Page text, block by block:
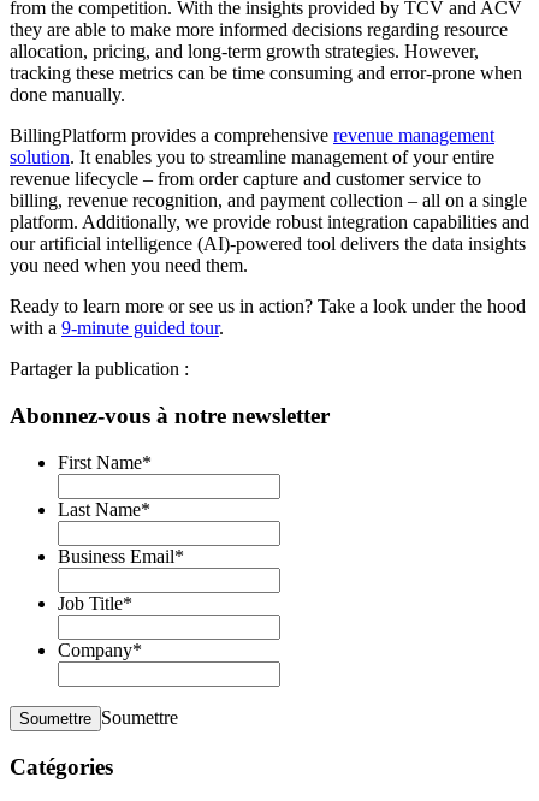
from the competition. With the insights provided by TCV and ACV
they are able to make more informed decisions regarding resource
allocation, pricing, and long-term growth strategies. However,
tracking these metrics can be time consuming and error-prone when
done manually.
BillingPlatform provides a comprehensive revenue management
solution. It enables you to streamline management of your entire
revenue lifecycle – from order capture and customer service to
billing, revenue recognition, and payment collection – all on a single
platform. Additionally, we provide robust integration capabilities and
our artificial intelligence (AI)-powered tool delivers the data insights
you need when you need them.
Ready to learn more or see us in action? Take a look under the hood
with a 9-minute guided tour.
Partager la publication :
Abonnez-vous à notre newsletter
First Name*
Last Name*
Business Email*
Job Title*
Company*
Soumettre Soumettre
Catégories